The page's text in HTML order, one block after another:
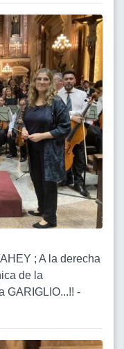
; A la derecha
de la
GARIGLIO...!! -